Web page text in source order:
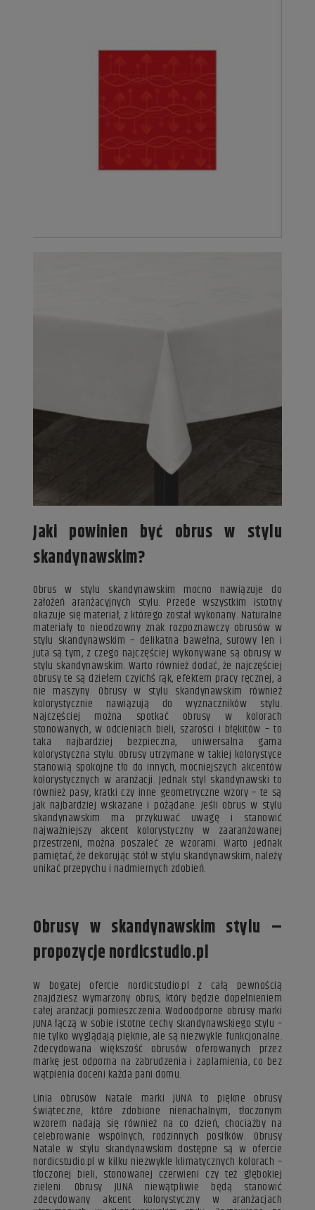
Jaki powinien być obrus w stylu
skandynawskim?
Obrus w stylu skandynawskim mocno nawiązuje do
założeń aranżacyjnych stylu. Przede wszystkim istotny
okazuje się materiał, z którego został wykonany. Naturalne
materiały to nieodzowny znak rozpoznawczy obrusów w
stylu skandynawskim – delikatna bawełna, surowy len i
juta są tym, z czego najczęściej wykonywane są obrusy w
stylu skandynawskim. Warto również dodać, że najczęściej
obrusy te są dziełem czyichś rąk, efektem pracy ręcznej, a
nie maszyny. Obrusy w stylu skandynawskim również
kolorystycznie nawiązują do wyznaczników stylu.
Najczęściej można spotkać obrusy w kolorach
stonowanych, w odcieniach bieli, szarości i błękitów – to
taka najbardziej bezpieczna, uniwersalna gama
kolorystyczna stylu. Obrusy utrzymane w takiej kolorystyce
stanowią spokojne tło do innych, mocniejszych akcentów
kolorystycznych w aranżacji. Jednak styl skandynawski to
również pasy, kratki czy inne geometryczne wzory – te są
jak najbardziej wskazane i pożądane. Jeśli obrus w stylu
skandynawskim ma przykuwać uwagę i stanowić
najważniejszy akcent kolorystyczny w zaaranżowanej
przestrzeni, można poszaleć ze wzorami. Warto jednak
pamiętać, że dekorując stół w stylu skandynawskim, należy
unikać przepychu i nadmiernych zdobień.
Obrusy w skandynawskim stylu –
propozycje nordicstudio.pl
W bogatej ofercie nordicstudio.pl z całą pewnością
znajdziesz wymarzony obrus, który będzie dopełnieniem
całej aranżacji pomieszczenia. Wodoodporne obrusy marki
JUNA łączą w sobie istotne cechy skandynawskiego stylu –
nie tylko wyglądają pięknie, ale są niezwykle funkcjonalne.
Zdecydowana większość obrusów oferowanych przez
markę jest odporna na zabrudzenia i zaplamienia, co bez
wątpienia doceni każda pani domu.
Linia obrusów Natale marki JUNA to piękne obrusy
świąteczne, które zdobione nienachalnym, tłoczonym
wzorem nadają się również na co dzień, chociażby na
celebrowanie wspólnych, rodzinnych posiłków. Obrusy
Natale w stylu skandynawskim dostępne są w ofercie
nordicstudio.pl w kilku niezwykle klimatycznych kolorach –
tłoczonej bieli, stonowanej czerwieni czy też głębokiej
zieleni. Obrusy JUNA niewątpliwie będą stanowić
zdecydowany akcent kolorystyczny w aranżacjach